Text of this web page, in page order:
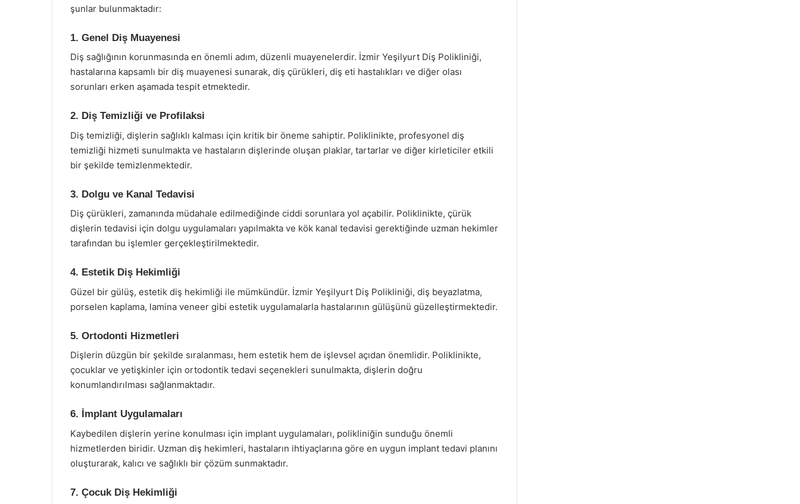
şunlar bulunmaktadır:
1. Genel Diş Muayenesi
Diş sağlığının korunmasında en önemli adım, düzenli muayenelerdir. İzmir Yeşilyurt Diş Polikliniği,
hastalarına kapsamlı bir diş muayenesi sunarak, diş çürükleri, diş eti hastalıkları ve diğer olası
sorunları erken aşamada tespit etmektedir.
2. Diş Temizliği ve Profilaksi
Diş temizliği, dişlerin sağlıklı kalması için kritik bir öneme sahiptir. Poliklinikte, profesyonel diş
temizliği hizmeti sunulmakta ve hastaların dişlerinde oluşan plaklar, tartarlar ve diğer kirleticiler etkili
bir şekilde temizlenmektedir.
3. Dolgu ve Kanal Tedavisi
Diş çürükleri, zamanında müdahale edilmediğinde ciddi sorunlara yol açabilir. Poliklinikte, çürük
dişlerin tedavisi için dolgu uygulamaları yapılmakta ve kök kanal tedavisi gerektiğinde uzman hekimler
tarafından bu işlemler gerçekleştirilmektedir.
4. Estetik Diş Hekimliği
Güzel bir gülüş, estetik diş hekimliği ile mümkündür. İzmir Yeşilyurt Diş Polikliniği, diş beyazlatma,
porselen kaplama, lamina veneer gibi estetik uygulamalarla hastalarının gülüşünü güzelleştirmektedir.
5. Ortodonti Hizmetleri
Dişlerin düzgün bir şekilde sıralanması, hem estetik hem de işlevsel açıdan önemlidir. Poliklinikte,
çocuklar ve yetişkinler için ortodontik tedavi seçenekleri sunulmakta, dişlerin doğru
konumlandırılması sağlanmaktadır.
6. İmplant Uygulamaları
Kaybedilen dişlerin yerine konulması için implant uygulamaları, polikliniğin sunduğu önemli
hizmetlerden biridir. Uzman diş hekimleri, hastaların ihtiyaçlarına göre en uygun implant tedavi planını
oluşturarak, kalıcı ve sağlıklı bir çözüm sunmaktadır.
7. Çocuk Diş Hekimliği